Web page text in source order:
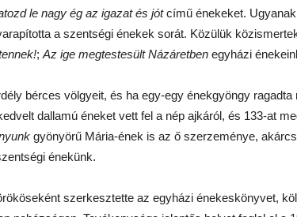
le nagy ég az igazat és jótcímű énekeket.
a szentségi énekek sorát. Közülük
; Az ige megtestesült Názáretben egyházi
bérces völgyeit, és ha egy-egy énekgyöngy ragadta
dallamú éneket vett fel a nép ajkáról, és 133-at
gyönyörű Mária-ének is az ő szerzeménye,
énekünk.
szerkesztette az egyházi énekeskönyvet,